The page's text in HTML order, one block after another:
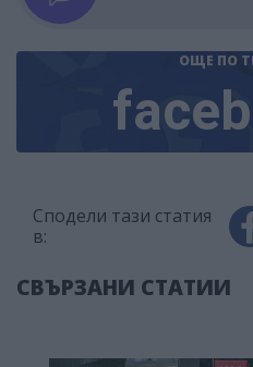
ОЩЕ ПО
Сподели тази статия
в:
СВЪРЗАНИ СТАТИИ